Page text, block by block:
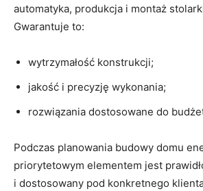
automatyka, produkcja i montaż
Gwarantuje to:
wytrzymałość konstrukcji;
jakość i precyzję wykonania;
rozwiązania dostosowane do
Podczas planowania budowy domu
priorytetowym elementem jest
i dostosowany pod konkretnego